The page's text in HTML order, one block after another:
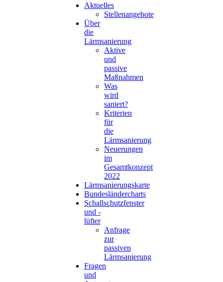
Aktuelles
Stellenangebote
Über
die
Lärmsanierung
Aktive
und
passive
Maßnahmen
Was
wird
saniert?
Kriterien
für
die
Lärmsanierung
Neuerungen
im
Gesamtkonzept
2022
Lärmsanierungskarte
Bundesländercharts
Schallschutzfenster
und -
lüfter
Anfrage
zur
passiven
Lärmsanierung
Fragen
und